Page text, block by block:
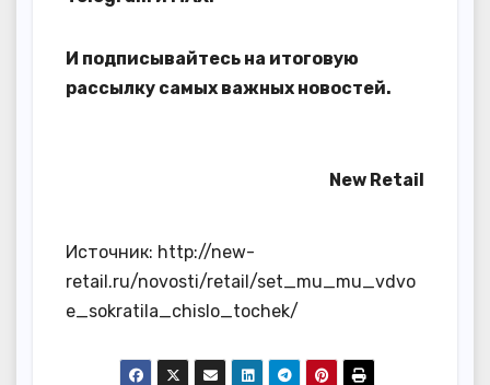
И подписывайтесь на итоговую
рассылку самых важных новостей.
New Retail
Источник: http://new-
retail.ru/novosti/retail/set_mu_mu_vdvo
e_sokratila_chislo_tochek/